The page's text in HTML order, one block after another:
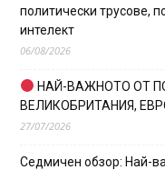
политически трусове,
интелект
06/08/2026
НАЙ-ВАЖНОТО ОТ
ВЕЛИКОБРИТАНИЯ,
27/07/2026
Седмичен обзор: Най-